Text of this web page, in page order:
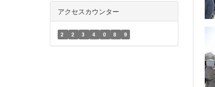
アクセスカウンター
2 2 3 4 0 8 9